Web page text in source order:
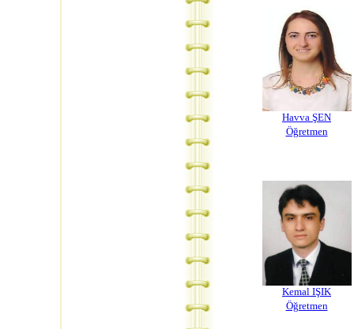
Havva ŞEN
Öğretmen
Kemal IŞIK
Öğretmen